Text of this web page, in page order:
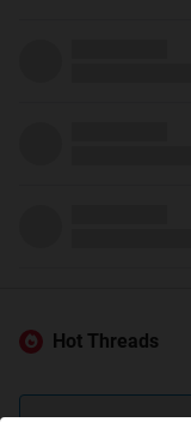
Hot Threads